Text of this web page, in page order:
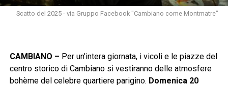
Scatto del 2025 - via Gruppo Facebook "Cambiano come Montmatre"
CAMBIANO – Per un’intera giornata, i vicoli e le piazze del
centro storico di Cambiano si vestiranno delle atmosfere
bohème del celebre quartiere parigino. Domenica 20